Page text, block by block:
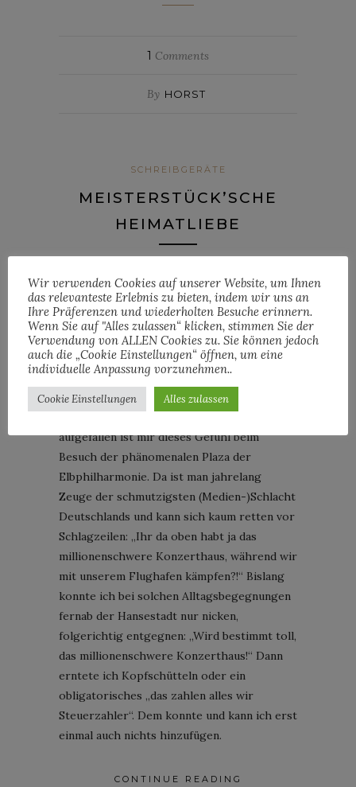
1 Comments
By HORST
SCHREIBGERÄTE
MEISTERSTÜCK’SCHE
HEIMATLIEBE
(Elbphilharmonie Hamburg; Bild: Montblanc)
Nichts für ungut Wuppertal – Trotz
fünfjähriger Hin-und-Wieder-Nicht-So-
Richtig-Liebe, fühle ich mich aufgenommen
in Hamburg. Fühle mich stückweit
aufgefallen ist mir dieses Gefühl beim
Besuch der phänomenalen Plaza der
Elbphilharmonie. Da ist man jahrelang
Zeuge der schmutzigsten (Medien-)Schlacht
Deutschlands und kann sich kaum retten vor
Schlagzeilen: „Ihr da oben habt ja das
millionenschwere Konzerthaus, während wir
mit unserem Flughafen kämpfen?!“ Bislang
konnte ich bei solchen Alltagsbegegnungen
fernab der Hansestadt nur nicken,
folgerichtig entgegnen: „Wird bestimmt toll,
das millionenschwere Konzerthaus!“ Dann
erntete ich Kopfschütteln oder ein
obligatorisches „das zahlen alles wir
Steuerzahler“. Dem konnte und kann ich erst
einmal auch nichts hinzufügen.
CONTINUE READING
Wir verwenden Cookies auf unserer Website, um Ihnen
das relevanteste Erlebnis zu bieten, indem wir uns an
Ihre Präferenzen und wiederholten Besuche erinnern.
Wenn Sie auf "Alles zulassen“ klicken, stimmen Sie der
Verwendung von ALLEN Cookies zu. Sie können jedoch
auch die „Cookie Einstellungen“ öffnen, um eine
individuelle Anpassung vorzunehmen..
Cookie Einstellungen Alles zulassen